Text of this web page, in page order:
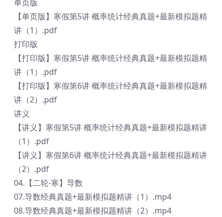
单页版
【单页版】寒假第5讲 概率统计经典真题+最新模拟题精
讲（1）.pdf
打印版
【打印版】寒假第5讲 概率统计经典真题+最新模拟题精
讲（1）.pdf
【打印版】寒假第6讲 概率统计经典真题+最新模拟题精
讲（2）.pdf
讲义
【讲义】寒假第5讲 概率统计经典真题+最新模拟题精讲
（1）.pdf
【讲义】寒假第6讲 概率统计经典真题+最新模拟题精讲
（2）.pdf
04.【二轮-寒】导数
07.导数经典真题+最新模拟题精讲（1）.mp4
08.导数经典真题+最新模拟题精讲（2）.mp4